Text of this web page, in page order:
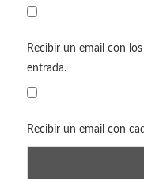
Recibir un email con
entrada.
Recibir un email con